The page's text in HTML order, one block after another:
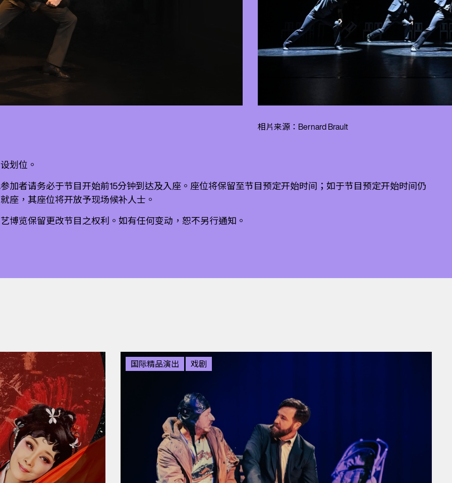
相片来源：Bernard Brault
划位。
加者请务必于节目开始前15分钟到达及入座。座位将保留至节目预定开始时间；如于节目预定开始时间仍
座，其座位将开放予现场候补人士。
博览保留更改节目之权利。如有任何变动，恕不另行通知。
国际精品演出 戏剧